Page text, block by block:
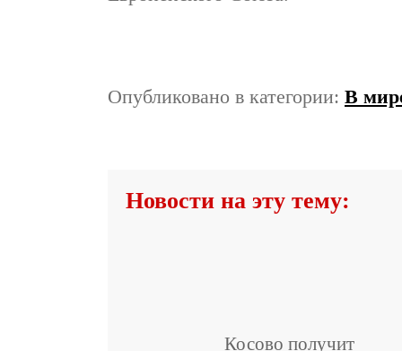
Опубликовано в категории: В
Новости на эту тему:
Косово получит